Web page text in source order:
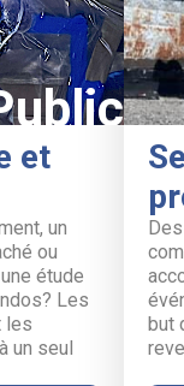
et
un
ou
étude
Les
les
un seul
but